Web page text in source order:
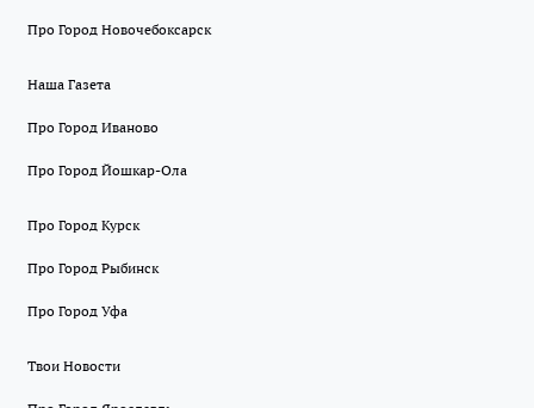
Про Город Новочебоксарск
Наша Газета
Про Город Иваново
Про Город Йошкар-Ола
Про Город Курск
Про Город Рыбинск
Про Город Уфа
Твои Новости